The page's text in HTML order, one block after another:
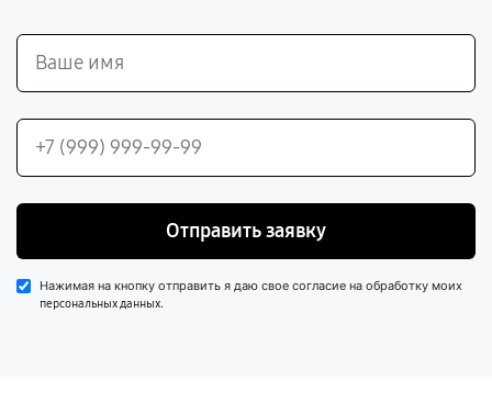
Отправить заявку
Нажимая на кнопку отправить я даю свое согласие на обработку моих
персональных данных.